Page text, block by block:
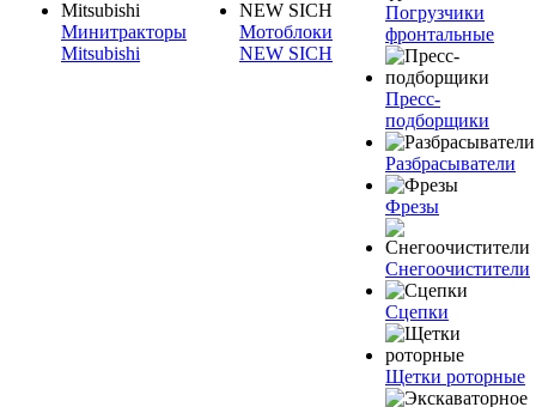
Минитракторы
Mitsubishi
Мотоблоки
NEW SICH
Погрузчики
фронтальные
Пресс-
подборщики
Разбрасыватели
Фрезы
Снегоочистители
Сцепки
Щетки роторные